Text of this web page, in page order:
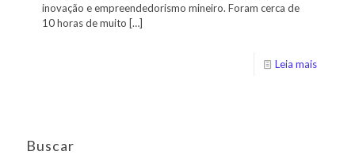
inovação e empreendedorismo mineiro. Foram cerca de
10 horas de muito […]
Leia mais
Buscar